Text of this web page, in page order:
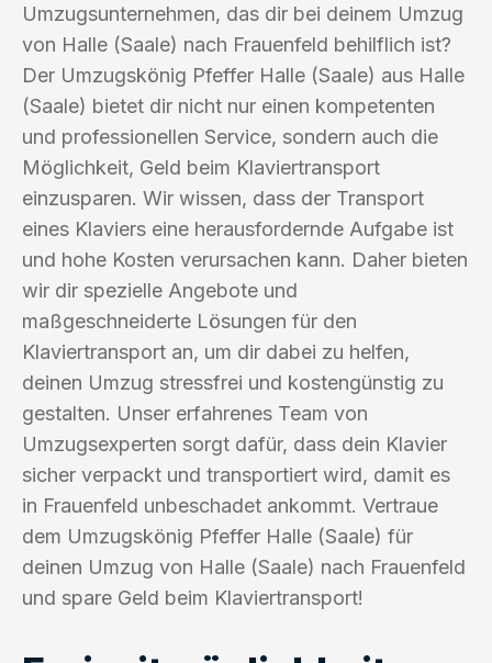
Umzugsunternehmen, das dir bei deinem Umzug
von Halle (Saale) nach Frauenfeld behilflich ist?
Der Umzugskönig Pfeffer Halle (Saale) aus Halle
(Saale) bietet dir nicht nur einen kompetenten
und professionellen Service, sondern auch die
Möglichkeit, Geld beim Klaviertransport
einzusparen. Wir wissen, dass der Transport
eines Klaviers eine herausfordernde Aufgabe ist
und hohe Kosten verursachen kann. Daher bieten
wir dir spezielle Angebote und
maßgeschneiderte Lösungen für den
Klaviertransport an, um dir dabei zu helfen,
deinen Umzug stressfrei und kostengünstig zu
gestalten. Unser erfahrenes Team von
Umzugsexperten sorgt dafür, dass dein Klavier
sicher verpackt und transportiert wird, damit es
in Frauenfeld unbeschadet ankommt. Vertraue
dem Umzugskönig Pfeffer Halle (Saale) für
deinen Umzug von Halle (Saale) nach Frauenfeld
und spare Geld beim Klaviertransport!